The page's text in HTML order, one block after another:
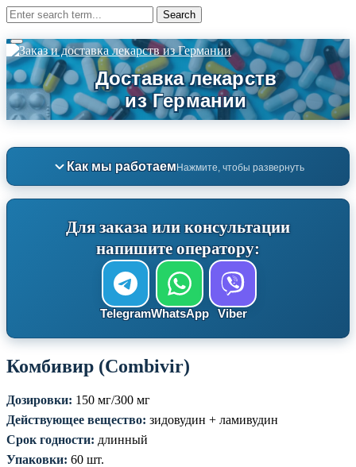
Как мы работаемНажмите, чтобы развернуть
Для заказа или консультации
напишите оператору:
TelegramWhatsApp Viber
Комбивир (Combivir)
Дозировки: 150 мг/300 мг
Действующее вещество: зидовудин + ламивудин
Срок годности: длинный
Упаковки: 60 шт.